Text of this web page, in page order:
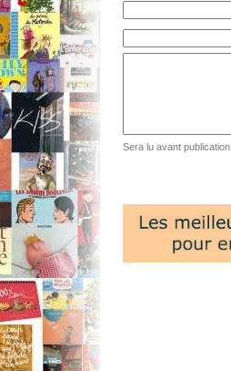
Sera lu avant publication